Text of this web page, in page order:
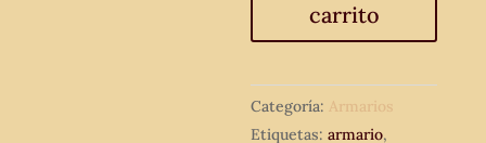
modernista.
antiguo
estilo
carrito
Categoría: Armarios
Etiquetas:armario,